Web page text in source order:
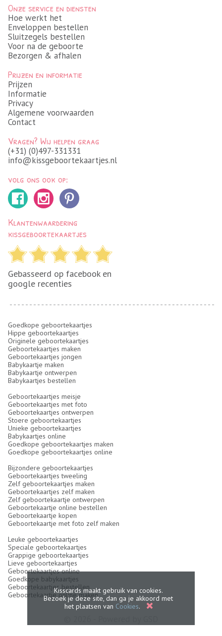
Onze service en diensten
Hoe werkt het
Enveloppen bestellen
Sluitzegels bestellen
Voor na de geboorte
Bezorgen & afhalen
Prijzen en informatie
Prijzen
Informatie
Privacy
Algemene voorwaarden
Contact
Vragen? Wij helpen graag
(+31) (0)497-331331
info@kissgeboortekaartjes.nl
volg ons ook op:
Klantenwaardering
kissgeboortekaartjes
Gebasseerd op facebook en
google recenties
Goedkope geboortekaartjes
Hippe geboortekaartjes
Originele geboortekaartjes
Geboortekaartjes maken
Geboortekaartjes jongen
Babykaartje maken
Babykaartje ontwerpen
Babykaartjes bestellen
Geboortekaartjes meisje
Geboortekaartjes met foto
Geboortekaartjes ontwerpen
Stoere geboortekaartjes
Unieke geboortekaartjes
Babykaartjes online
Goedkope geboortekaartjes maken
Goedkope geboortekaartjes online
Bijzondere geboortekaartjes
Geboortekaartjes tweeling
Zelf geboortekaartjes maken
Geboortekaartjes zelf maken
Zelf geboortekaartje ontwerpen
Geboortekaartje online bestellen
Geboortekaartje kopen
Geboortekaartje met foto zelf maken
Leuke geboortekaartjes
Speciale geboortekaartjes
Grappige geboortekaartjes
Lieve geboortekaartjes
Geboortekaartjes online
Goedkope babykaartjes
Geboortekaartjes bestellen
Geboortekaartje online makenKisscards maakt gebruik van cookies.
Bezoek je deze site, dan ga je akkoord met
het plaatsen van Cookies.